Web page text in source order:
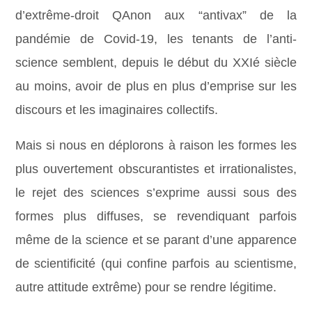
d’extrême-droit QAnon aux “antivax” de la
pandémie de Covid-19, les tenants de l’anti-
science semblent, depuis le début du XXIé siècle
au moins, avoir de plus en plus d’emprise sur les
discours et les imaginaires collectifs.
Mais si nous en déplorons à raison les formes les
plus ouvertement obscurantistes et irrationalistes,
le rejet des sciences s’exprime aussi sous des
formes plus diffuses, se revendiquant parfois
même de la science et se parant d’une apparence
de scientificité (qui confine parfois au scientisme,
autre attitude extrême) pour se rendre légitime.